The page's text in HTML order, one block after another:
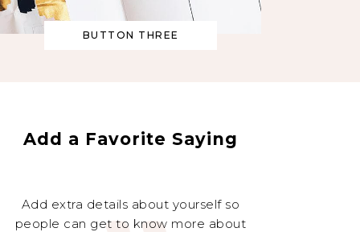
BUTTON THREE
Add a Favorite Saying
„
Add extra details about yourself so
people can get to know more about